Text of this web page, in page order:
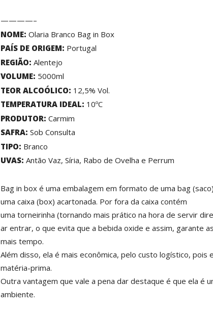
————–
NOME: Olaria Branco Bag in Box
PAÍS DE ORIGEM: Portugal
REGIÃO: Alentejo
VOLUME: 5000ml
TEOR ALCOÓLICO: 12,5% Vol.
TEMPERATURA IDEAL: 10ºC
PRODUTOR: Carmim
SAFRA: Sob Consulta
TIPO: Branco
UVAS: Antão Vaz, Síria, Rabo de Ovelha e Perrum
Bag in box é uma embalagem em formato de uma bag
uma caixa (box) acartonada. Por fora da caixa contém
uma torneirinha (tornando mais prático na hora de servir
ar entrar, o que evita que a bebida oxide e assim, garante
mais tempo.
Além disso, ela é mais econômica, pelo custo logístico,
matéria-prima.
Outra vantagem que vale a pena dar destaque é que ela é
ambiente.